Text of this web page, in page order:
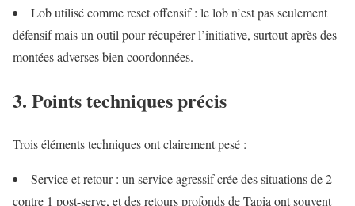
Lob utilisé comme reset offensif : le lob n’est pas seulement
défensif mais un outil pour récupérer l’initiative, surtout après des
montées adverses bien coordonnées.
3. Points techniques précis
Trois éléments techniques ont clairement pesé :
Service et retour : un service agressif crée des situations de 2
contre 1 post-serve, et des retours profonds de Tapia ont souvent